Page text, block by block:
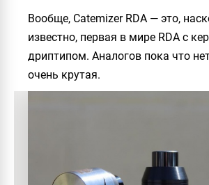
Вообще, Catemizer RDA — это,
известно, первая в мире RDA с
дриптипом. Аналогов пока что
очень крутая.